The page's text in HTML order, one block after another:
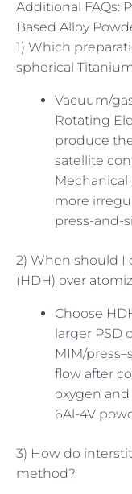
Additional FAQs:
Based Alloy
1) Which
spherical
Vacuum/
Rotating
produce
satellite
more
press-and-
2) When should I
(HDH) over
Choose
larger PSD
MIM/
flow after
oxygen
6Al-4V
3) How do
method?